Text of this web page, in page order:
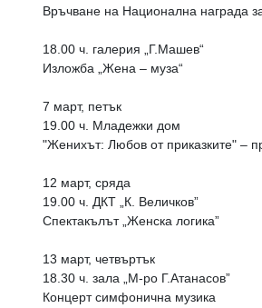
Връчване на Национална награда
18.00 ч. галерия „Г.Машев“
Изложба „Жена – муза“
7 март, петък
19.00 ч. Младежки дом
"Женихът: Любов от приказките" –
12 март, сряда
19.00 ч. ДКТ „К. Величков”
Спектакълът „Женска логика”
13 март, четвъртък
18.30 ч. зала „М-ро Г.Атанасов”
Концерт симфонична музика